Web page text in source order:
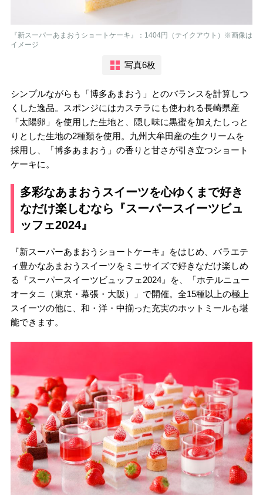
『新スーパーあまおうショートケーキ』：1404円（テイクアウト）※画像は
イメージ
写真6枚
シンプルながらも「博多あまおう」とのバランスを計算しつ
くした逸品。スポンジにはカステラにも使われる長崎県産
「太陽卵」を使用した生地と、隠し味に黒蜜を加えたしっと
りとした生地の2種類を使用。九州大牟田産の生クリームを
採用し、「博多あまおう」の香りと甘さが引き立つショート
ケーキに。
多彩なあまおうスイーツを心ゆくまで好き
なだけ楽しむなら『スーパースイーツビュ
ッフェ2024』
『新スーパーあまおうショートケーキ』をはじめ、バラエテ
ィ豊かなあまおうスイーツをミニサイズで好きなだけ楽しめ
る『スーパースイーツビュッフェ2024』を、「ホテルニュー
オータニ（東京・幕張・大阪）」で開催。全15種以上の極上
スイーツの他に、和・洋・中揃った充実のホットミールも堪
能できます。